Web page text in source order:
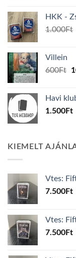
HKK -
1.000Ft
Villein
600Ft
Havi
1.500Ft
KIEMELT
Vtes:
7.500Ft
Vtes:
7.500Ft